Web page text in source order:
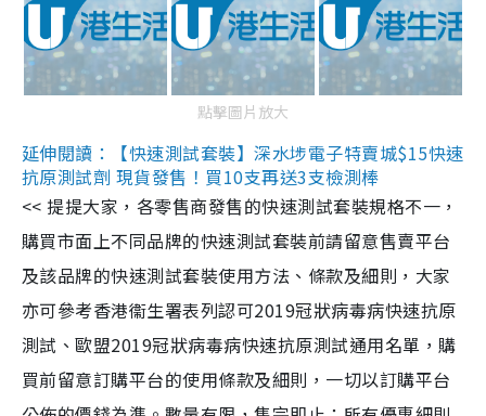
點擊圖片放大
延伸閱讀：【快速測試套裝】深水埗電子特賣城$15快速
抗原測試劑 現貨發售！買10支再送3支檢測棒
<< 提提大家，各零售商發售的快速測試套裝規格不一，
購買市面上不同品牌的快速測試套裝前請留意售賣平台
及該品牌的快速測試套裝使用方法、條款及細則，大家
亦可參考香港衞生署表列認可2019冠狀病毒病快速抗原
測試、歐盟2019冠狀病毒病快速抗原測試通用名單，購
買前留意訂購平台的使用條款及細則，一切以訂購平台